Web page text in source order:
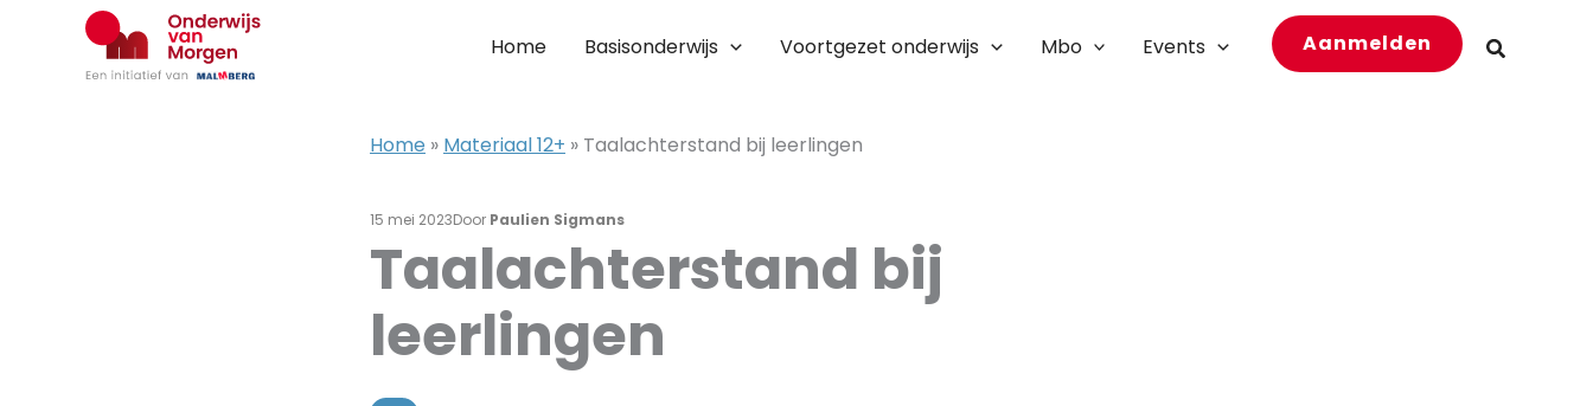
Home Basisonderwijs Voortgezet onderwijs Mbo Events Aanmelden Zoeken
Home » Materiaal 12+ » Taalachterstand bij leerlingen
15 mei 2023Door Paulien Sigmans
Taalachterstand bij
leerlingen